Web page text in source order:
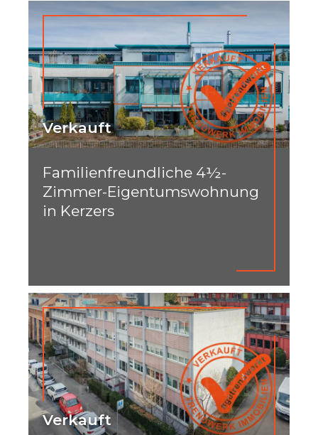
Verkauft
Familienfreundliche 4½-
Zimmer-Eigentumswohnung
in Kerzers
Verkauft